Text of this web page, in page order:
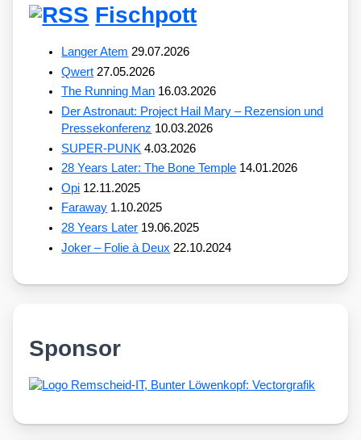
Fischpott
Langer Atem 29.07.2026
Qwert 27.05.2026
The Running Man 16.03.2026
Der Astronaut: Project Hail Mary – Rezension und
Pressekonferenz 10.03.2026
SUPER-PUNK 4.03.2026
28 Years Later: The Bone Temple 14.01.2026
Opi 12.11.2025
Faraway 1.10.2025
28 Years Later 19.06.2025
Joker – Folie à Deux 22.10.2024
Sponsor